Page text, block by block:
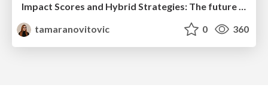
tamaranovitovic
0 360